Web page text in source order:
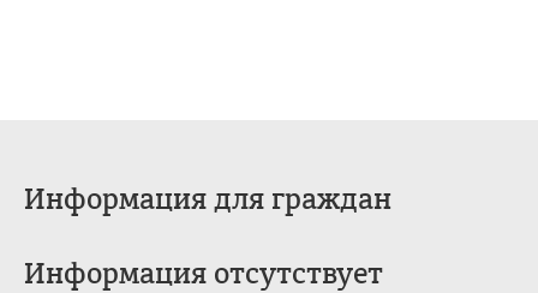
Информация для граждан
Информация отсутствует